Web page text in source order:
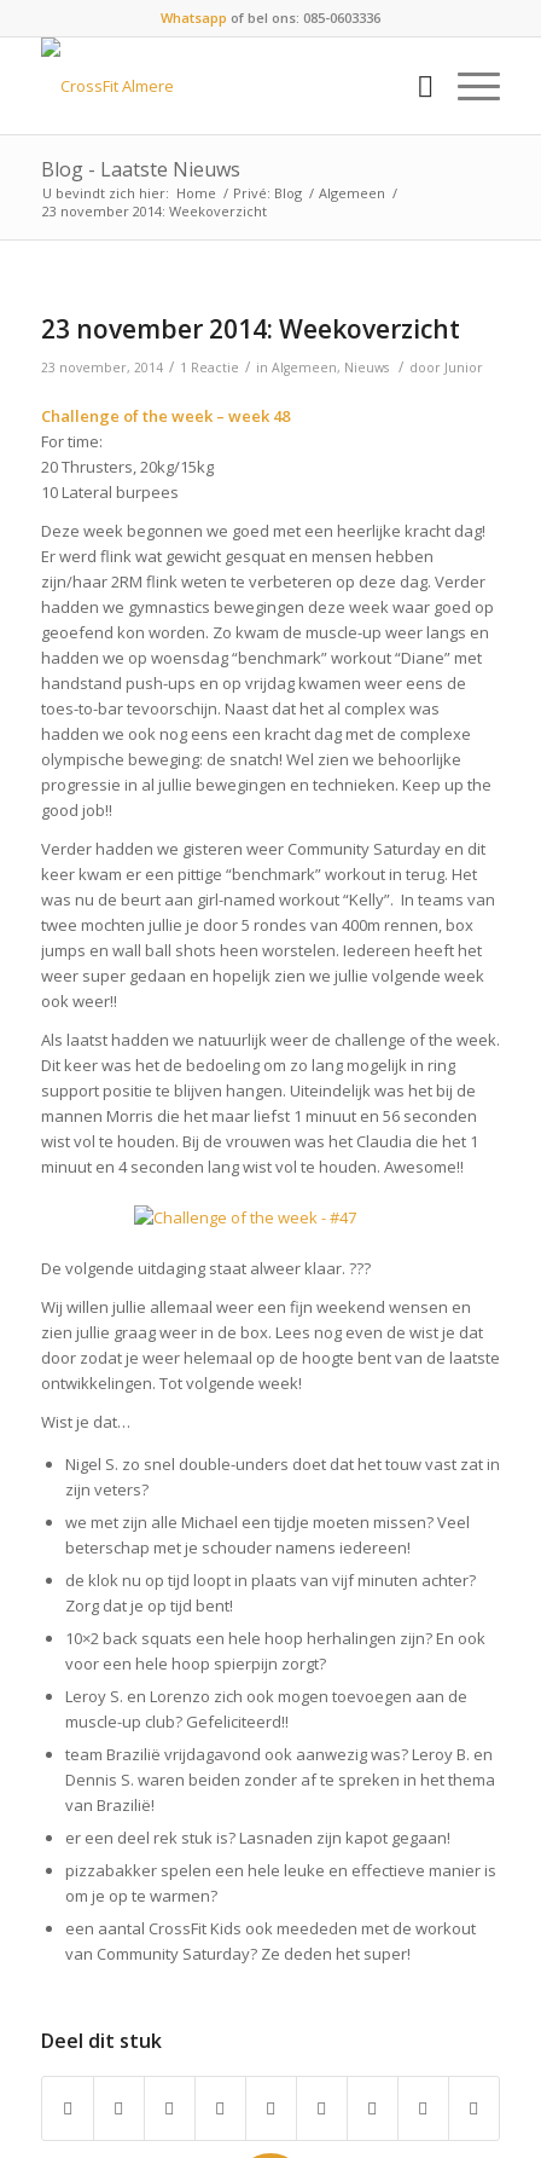
Whatsapp of bel ons: 085-0603336
Blog - Laatste Nieuws
U bevindt zich hier: Home / Privé: Blog / Algemeen /
23 november 2014: Weekoverzicht
23 november 2014: Weekoverzicht
23 november, 2014 / 1 Reactie / in Algemeen, Nieuws / door Junior
Challenge of the week – week 48
For time:
20 Thrusters, 20kg/15kg
10 Lateral burpees
Deze week begonnen we goed met een heerlijke kracht dag!
Er werd flink wat gewicht gesquat en mensen hebben
zijn/haar 2RM flink weten te verbeteren op deze dag. Verder
hadden we gymnastics bewegingen deze week waar goed op
geoefend kon worden. Zo kwam de muscle-up weer langs en
hadden we op woensdag “benchmark” workout “Diane” met
handstand push-ups en op vrijdag kwamen weer eens de
toes-to-bar tevoorschijn. Naast dat het al complex was
hadden we ook nog eens een kracht dag met de complexe
olympische beweging: de snatch! Wel zien we behoorlijke
progressie in al jullie bewegingen en technieken. Keep up the
good job!!
Verder hadden we gisteren weer Community Saturday en dit
keer kwam er een pittige “benchmark” workout in terug. Het
was nu de beurt aan girl-named workout “Kelly”. In teams van
twee mochten jullie je door 5 rondes van 400m rennen, box
jumps en wall ball shots heen worstelen. Iedereen heeft het
weer super gedaan en hopelijk zien we jullie volgende week
ook weer!!
Als laatst hadden we natuurlijk weer de challenge of the week.
Dit keer was het de bedoeling om zo lang mogelijk in ring
support positie te blijven hangen. Uiteindelijk was het bij de
mannen Morris die het maar liefst 1 minuut en 56 seconden
wist vol te houden. Bij de vrouwen was het Claudia die het 1
minuut en 4 seconden lang wist vol te houden. Awesome!!
De volgende uitdaging staat alweer klaar. ???
Wij willen jullie allemaal weer een fijn weekend wensen en
zien jullie graag weer in de box. Lees nog even de wist je dat
door zodat je weer helemaal op de hoogte bent van de laatste
ontwikkelingen. Tot volgende week!
Wist je dat…
Nigel S. zo snel double-unders doet dat het touw vast zat in
zijn veters?
we met zijn alle Michael een tijdje moeten missen? Veel
beterschap met je schouder namens iedereen!
de klok nu op tijd loopt in plaats van vijf minuten achter?
Zorg dat je op tijd bent!
10×2 back squats een hele hoop herhalingen zijn? En ook
voor een hele hoop spierpijn zorgt?
Leroy S. en Lorenzo zich ook mogen toevoegen aan de
muscle-up club? Gefeliciteerd!!
team Brazilië vrijdagavond ook aanwezig was? Leroy B. en
Dennis S. waren beiden zonder af te spreken in het thema
van Brazilië!
er een deel rek stuk is? Lasnaden zijn kapot gegaan!
pizzabakker spelen een hele leuke en effectieve manier is
om je op te warmen?
een aantal CrossFit Kids ook meededen met de workout
van Community Saturday? Ze deden het super!
Deel dit stuk